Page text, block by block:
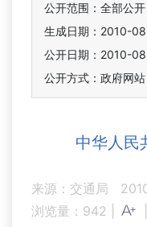
公开范围：全部公开
生成日期：2010-
公开日期：2010-
公开方式：政府网站
中华人民
来源：交通局
浏览量： 942